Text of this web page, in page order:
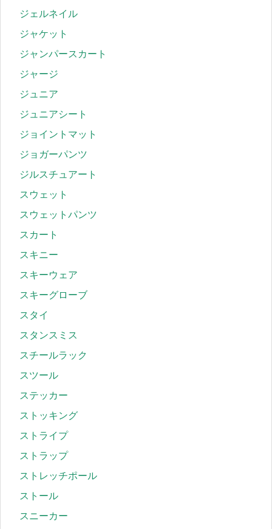
ジェルネイル
ジャケット
ジャンパースカート
ジャージ
ジュニア
ジュニアシート
ジョイントマット
ジョガーパンツ
ジルスチュアート
スウェット
スウェットパンツ
スカート
スキニー
スキーウェア
スキーグローブ
スタイ
スタンスミス
スチールラック
スツール
ステッカー
ストッキング
ストライプ
ストラップ
ストレッチポール
ストール
スニーカー